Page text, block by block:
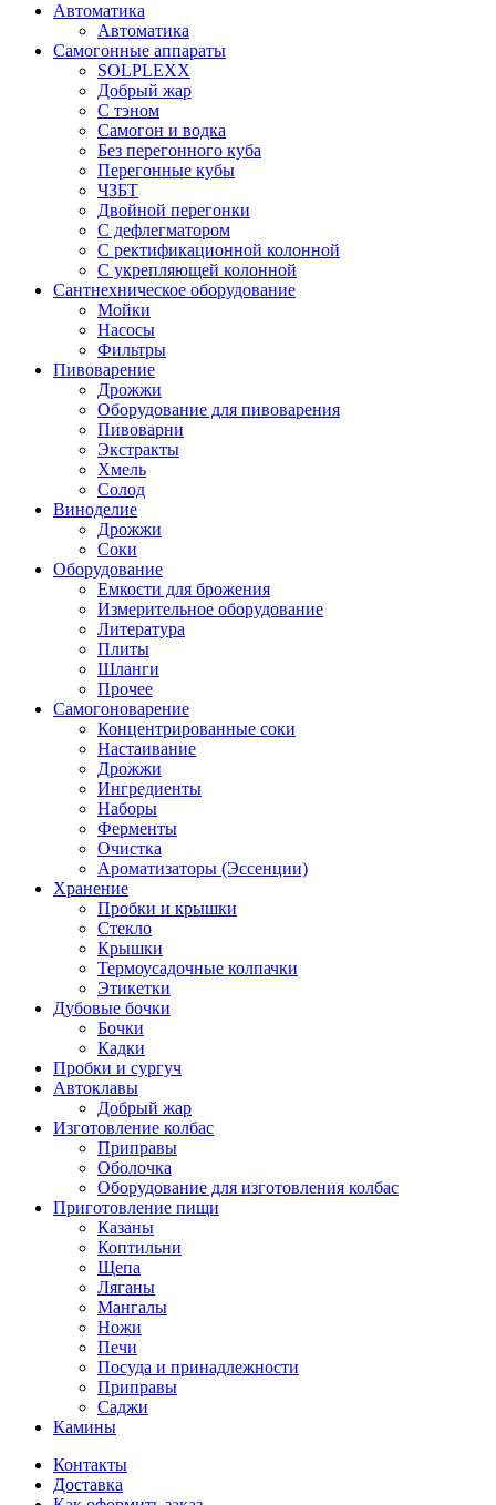
Автоматика
Автоматика
Самогонные аппараты
SOLPLEXX
Добрый жар
С тэном
Самогон и водка
Без перегонного куба
Перегонные кубы
ЧЗБТ
Двойной перегонки
С дефлегматором
С ректификационной колонной
С укрепляющей колонной
Сантнехническое оборудование
Мойки
Насосы
Фильтры
Пивоварение
Дрожжи
Оборудование для пивоварения
Пивоварни
Экстракты
Хмель
Солод
Виноделие
Дрожжи
Соки
Оборудование
Емкости для брожения
Измерительное оборудование
Литература
Плиты
Шланги
Прочее
Самогоноварение
Концентрированные соки
Настаивание
Дрожжи
Ингредиенты
Наборы
Ферменты
Очистка
Ароматизаторы (Эссенции)
Хранение
Пробки и крышки
Стекло
Крышки
Термоусадочные колпачки
Этикетки
Дубовые бочки
Бочки
Кадки
Пробки и сургуч
Автоклавы
Добрый жар
Изготовление колбас
Приправы
Оболочка
Оборудование для изготовления колбас
Приготовление пищи
Казаны
Коптильни
Щепа
Ляганы
Мангалы
Ножи
Печи
Посуда и принадлежности
Приправы
Саджи
Камины
Контакты
Доставка